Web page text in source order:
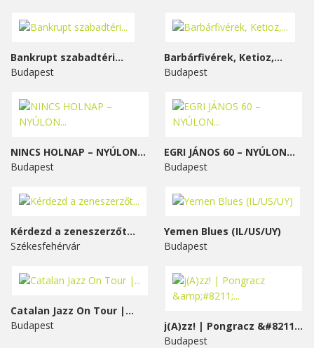
Bankrupt szabadtéri...
Budapest
Barbárfivérek, Ketioz,...
Budapest
NINCS HOLNAP – NYÚLON...
Budapest
EGRI JÁNOS 60 – NYÚLON...
Budapest
Kérdezd a zeneszerzőt...
Székesfehérvár
Yemen Blues (IL/US/UY)
Budapest
Catalan Jazz On Tour |...
Budapest
j(A)zz! | Pongracz &#8211;...
Budapest